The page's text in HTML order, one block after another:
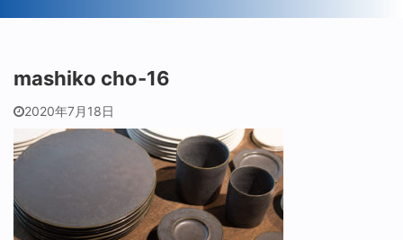
mashiko cho-16
2020年7月18日